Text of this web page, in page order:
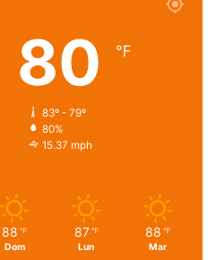
80 ℉
83º - 79º
80%
15.37 mph
88 ℉
Dom
87 ℉
Lun
88 ℉
Mar